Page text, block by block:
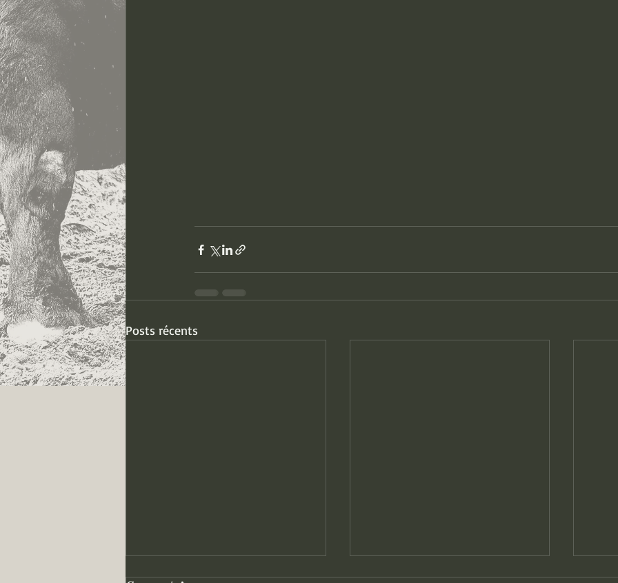
Posts récents